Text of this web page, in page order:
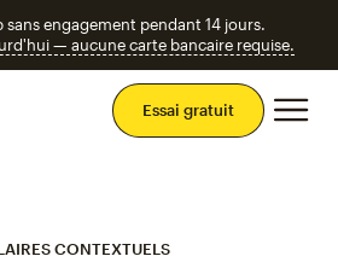
sans engagement pendant 14 jours.
— aucune carte bancaire requise.
Essai gratuit
CONTEXTUELS